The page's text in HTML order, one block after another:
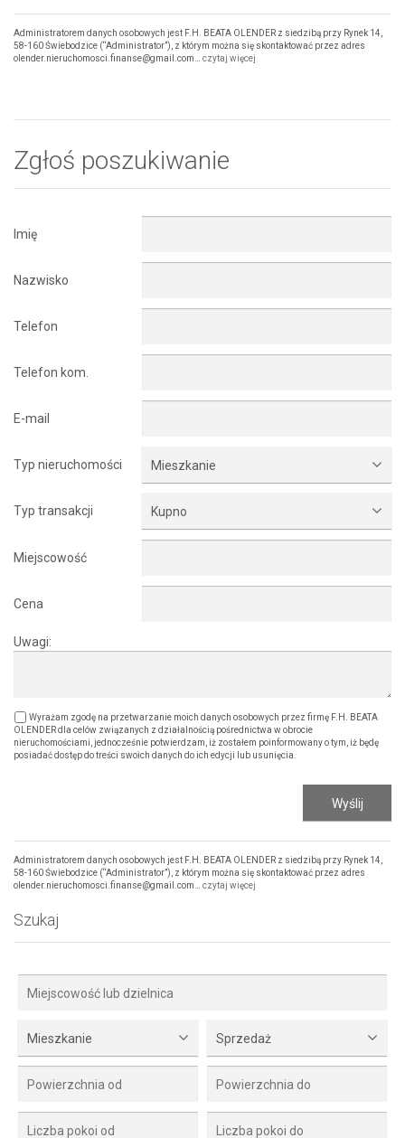
Administratorem danych osobowych jest F.H. BEATA OLENDER z siedzibą przy Rynek 14,
58-160 Świebodzice (“Administrator”), z którym można się skontaktować przez adres
olender.nieruchomosci.finanse@gmail.com… czytaj więcej
Zgłoś poszukiwanie
Imię
Nazwisko
Telefon
Telefon kom.
E-mail
Typ nieruchomości Mieszkanie
Typ transakcji Kupno
Miejscowość
Cena
Uwagi:
Wyrażam zgodę na przetwarzanie moich danych osobowych przez firmę F.H. BEATA
OLENDER dla celów związanych z działalnością pośrednictwa w obrocie
nieruchomościami, jednocześnie potwierdzam, iż zostałem poinformowany o tym, iż będę
posiadać dostęp do treści swoich danych do ich edycji lub usunięcia.
Administratorem danych osobowych jest F.H. BEATA OLENDER z siedzibą przy Rynek 14,
58-160 Świebodzice (“Administrator”), z którym można się skontaktować przez adres
olender.nieruchomosci.finanse@gmail.com… czytaj więcej
Szukaj
Mieszkanie Sprzedaż